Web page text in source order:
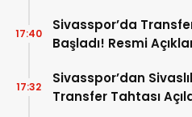
Sivasspor’da
Başladı! Resmi
17:40
Sivasspor’dan
Transfer Tahtası
17:32